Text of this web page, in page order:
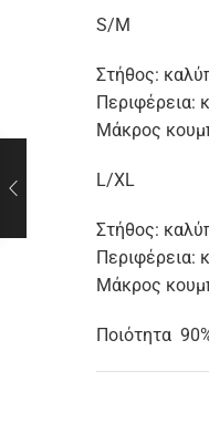
S/Μ
Στήθος:
Περιφέρεια:
Μάκρος
L/XL
Στήθος:
Περιφέρεια:
Μάκρος
Ποιότητα